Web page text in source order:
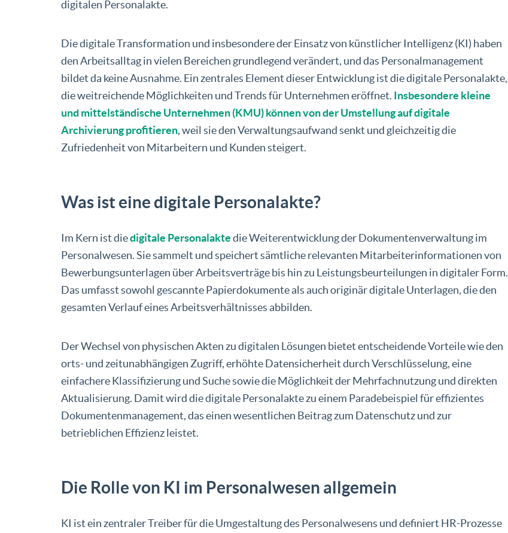
digitalen Personalakte.
Die digitale Transformation und insbesondere der Einsatz von künstlicher Intelligenz (KI) haben
den Arbeitsalltag in vielen Bereichen grundlegend verändert, und das Personalmanagement
bildet da keine Ausnahme. Ein zentrales Element dieser Entwicklung ist die digitale Personalakte,
die weitreichende Möglichkeiten und Trends für Unternehmen eröffnet. Insbesondere kleine
und mittelständische Unternehmen (KMU) können von der Umstellung auf digitale
Archivierung profitieren, weil sie den Verwaltungsaufwand senkt und gleichzeitig die
Zufriedenheit von Mitarbeitern und Kunden steigert.
Was ist eine digitale Personalakte?
Im Kern ist diedigitale Personalaktedie Weiterentwicklung der Dokumentenverwaltung im
Personalwesen. Sie sammelt und speichert sämtliche relevanten Mitarbeiterinformationen von
Bewerbungsunterlagen über Arbeitsverträge bis hin zu Leistungsbeurteilungen in digitaler Form.
Das umfasst sowohl gescannte Papierdokumente als auch originär digitale Unterlagen, die den
gesamten Verlauf eines Arbeitsverhältnisses abbilden.
Der Wechsel von physischen Akten zu digitalen Lösungen bietet entscheidende Vorteile wie den
orts- und zeitunabhängigen Zugriff, erhöhte Datensicherheit durch Verschlüsselung, eine
einfachere Klassifizierung und Suche sowie die Möglichkeit der Mehrfachnutzung und direkten
Aktualisierung. Damit wird die digitale Personalakte zu einem Paradebeispiel für effizientes
Dokumentenmanagement, das einen wesentlichen Beitrag zum Datenschutz und zur
betrieblichen Effizienz leistet.
Die Rolle von KI im Personalwesen allgemein
KI ist ein zentraler Treiber für die Umgestaltung des Personalwesens und definiert HR-Prozesse